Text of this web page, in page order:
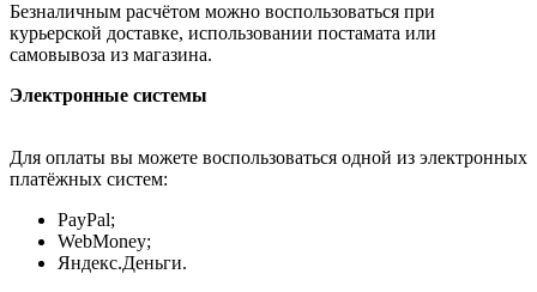
Безналичным расчётом можно воспользоваться при
курьерской доставке, использовании постамата или
самовывоза из магазина.
Электронные системы
Для оплаты вы можете воспользоваться одной из электронных
платёжных систем:
PayPal;
WebMoney;
Яндекс.Деньги.